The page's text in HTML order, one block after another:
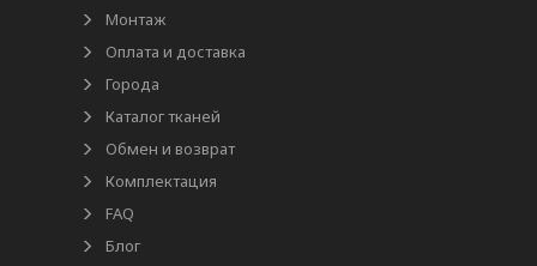
Монтаж
Оплата и доставка
Города
Каталог тканей
Обмен и возврат
Комплектация
FAQ
Блог